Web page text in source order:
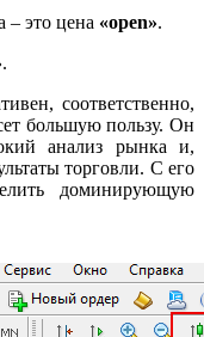
– это цена «open».
.
соответственно,
большую пользу. Он
анализ рынка и,
торговли. С его
доминирующую